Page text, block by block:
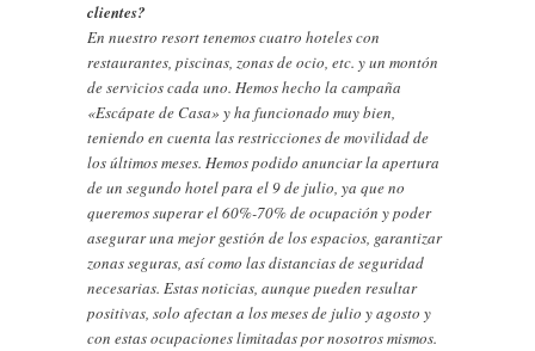
clientes?
En nuestro resort tenemos cuatro hoteles con
restaurantes, piscinas, zonas de ocio, etc. y un montón
de servicios cada uno. Hemos hecho la campaña
«Escápate de Casa» y ha funcionado muy bien,
teniendo en cuenta las restricciones de movilidad de
los últimos meses. Hemos podido anunciar la apertura
de un segundo hotel para el 9 de julio, ya que no
queremos superar el 60%-70% de ocupación y poder
asegurar una mejor gestión de los espacios, garantizar
zonas seguras, así como las distancias de seguridad
necesarias. Estas noticias, aunque pueden resultar
positivas, solo afectan a los meses de julio y agosto y
con estas ocupaciones limitadas por nosotros mismos.